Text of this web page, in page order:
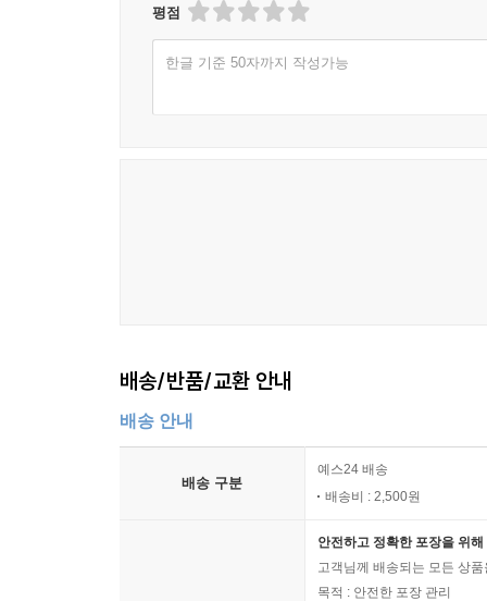
평점
한글 기준 50자까지 작성가능
배송/반품/교환 안내
배송 안내
배송 구분
예스24 배송
배송비 : 2,500원
안전하고 정확한 포장을 위
고객님께 배송되는 모든 상
목적 : 안전한 포장 관리